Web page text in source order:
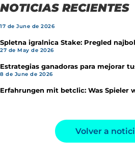
NOTICIAS RECIENTES
17 de June de 2026
Spletna igralnica Stake: Pregled
27 de May de 2026
Estrategias ganadoras para mejorar
8 de June de 2026
Erfahrungen mit betclic: Was Spieler
Volver a